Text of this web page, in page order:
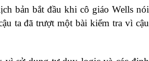
bản bắt đầu khi cô giáo Wells nói
ta đã trượt một bài kiểm tra vì cậu